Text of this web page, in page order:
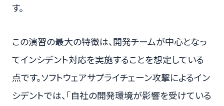
す。
この演習の最大の特徴は、開発チームが中心となっ
てインシデント対応を実施することを想定している
点です。ソフトウェアサプライチェーン攻撃によるイン
シデントでは、「自社の開発環境が影響を受けている